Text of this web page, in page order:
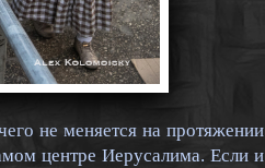
не меняется на протяжении
центре Иерусалима. Если и